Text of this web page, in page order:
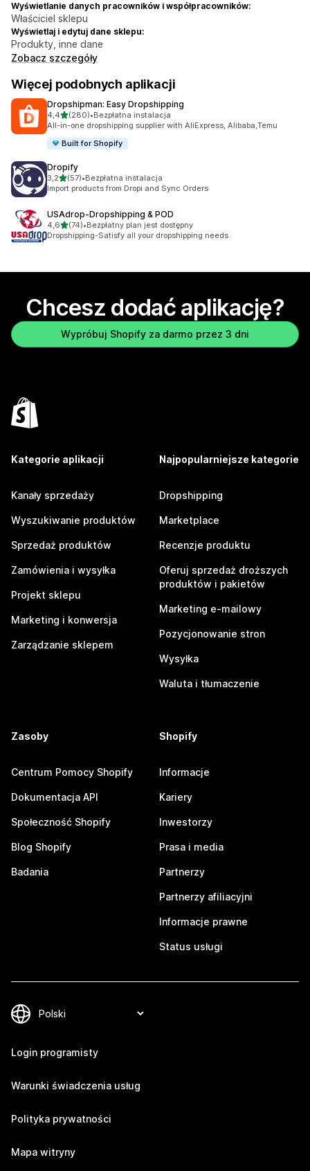
Wyświetlanie danych pracowników i współpracowników:
Właściciel sklepu
Wyświetlaj i edytuj dane sklepu:
Produkty, inne dane
Zobacz szczegóły
Więcej podobnych aplikacji
Dropshipman: Easy Dropshipping
4,4na 5 gwiazdek
(280)
Łączna liczba recenzji: 280
•Bezpłatna instalacja
All-in-one dropshipping supplier with AliExpress, Alibaba,Temu
Built for Shopify
Dropify
3,2na 5 gwiazdek
(57)
Łączna liczba recenzji: 57
•Bezpłatna instalacja
Import products from Dropi and Sync Orders
USAdrop‑Dropshipping & POD
4,6na 5 gwiazdek
(74)
Łączna liczba recenzji: 74
•Bezpłatny plan jest dostępny
Dropshipping-Satisfy all your dropshipping needs
Chcesz dodać aplikację?
Wypróbuj Shopify za darmo przez 3 dni
Kategorie aplikacji
Kanały sprzedaży
Wyszukiwanie produktów
Sprzedaż produktów
Zamówienia i wysyłka
Projekt sklepu
Marketing i konwersja
Zarządzanie sklepem
Najpopularniejsze kategorie
Dropshipping
Marketplace
Recenzje produktu
Oferuj sprzedaż droższych
produktów i pakietów
Marketing e-mailowy
Pozycjonowanie stron
Wysyłka
Waluta i tłumaczenie
Zasoby
Centrum Pomocy Shopify
Dokumentacja API
Społeczność Shopify
Blog Shopify
Badania
Shopify
Informacje
Kariery
Inwestorzy
Prasa i media
Partnerzy
Partnerzy afiliacyjni
Informacje prawne
Status usługi
Login programisty
Warunki świadczenia usług
Polityka prywatności
Mapa witryny